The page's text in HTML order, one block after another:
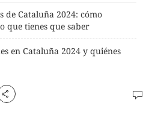
de Cataluña 2024: cómo
que tienes que saber
en Cataluña 2024 y quiénes